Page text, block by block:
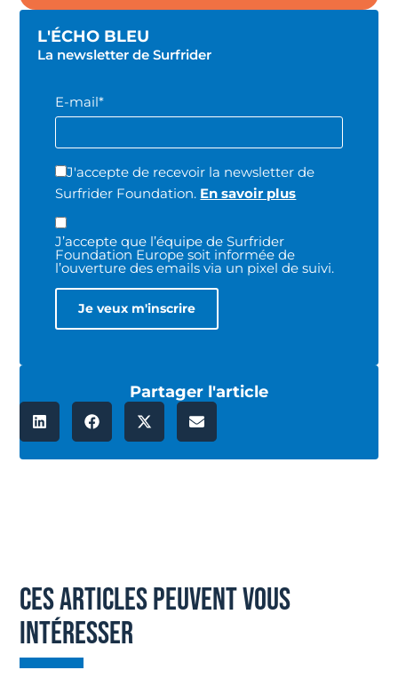
L'ÉCHO BLEU
La newsletter de Surfrider
E-mail*
J'accepte de recevoir la newsletter de
Surfrider Foundation. En savoir plus
J’accepte que l’équipe de Surfrider
Foundation Europe soit informée de
l’ouverture des emails via un pixel de suivi.
Partager l'article
ces articles peuvent vous
intéresser